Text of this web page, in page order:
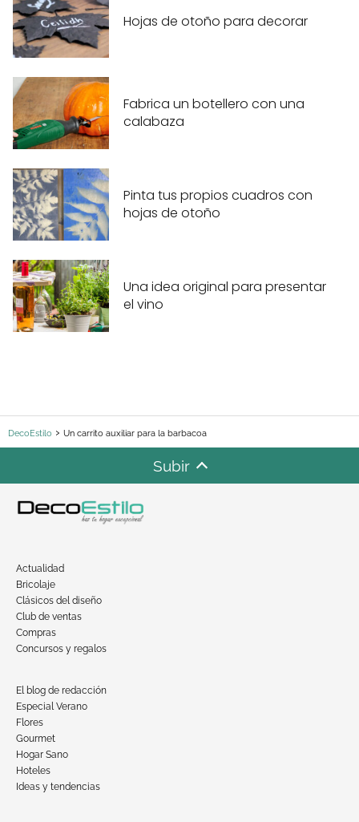
Hojas de otoño para decorar
Fabrica un botellero con una
calabaza
Pinta tus propios cuadros con
hojas de otoño
Una idea original para presentar
el vino
DecoEstilo Un carrito auxiliar para la barbacoa
Subir
Actualidad
Bricolaje
Clásicos del diseño
Club de ventas
Compras
Concursos y regalos
El blog de redacción
Especial Verano
Flores
Gourmet
Hogar Sano
Hoteles
Ideas y tendencias